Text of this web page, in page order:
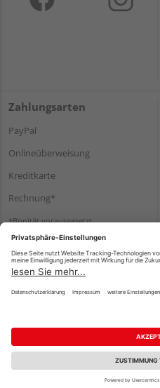
Zahlungsarten
PayPal
Onlineüberweisung
Kreditkarte
Rechnung*
*Bonität vorausgesetzt
Impressum Datenschutz
Barrierefreiheitserklärung